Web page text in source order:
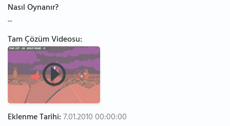
Nasıl Oynanır?
...
Tam Çözüm Videosu:
Eklenme Tarihi:7.01.2010 00:00:00